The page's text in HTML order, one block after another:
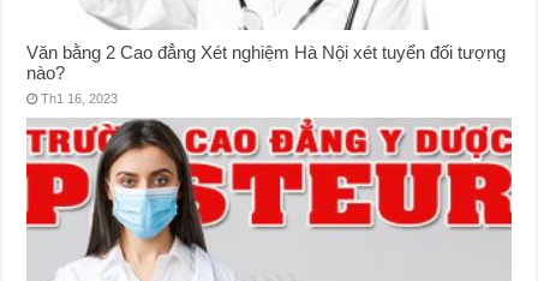
Văn bằng 2 Cao đẳng Xét nghiệm Hà Nội xét tuyển đối tượng
nào?
Th1 16, 2023